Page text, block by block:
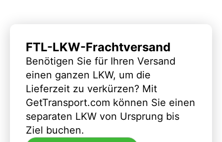
FTL-LKW-Frachtversand
Benötigen Sie für Ihren Versand
einen ganzen LKW, um die
Lieferzeit zu verkürzen? Mit
GetTransport.com können Sie einen
separaten LKW von Ursprung bis
Ziel buchen.